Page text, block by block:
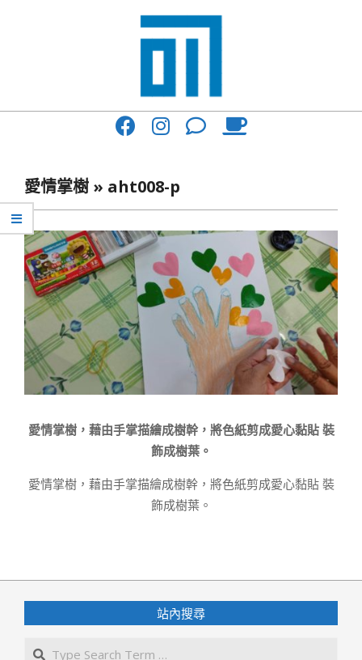
017
與
你
一
起
咖
啡
館
愛情掌樹 » aht008-p
愛情掌樹，藉由手掌描繪成樹幹，將色紙剪成愛心黏貼 裝
飾成樹葉。
愛情掌樹，藉由手掌描繪成樹幹，將色紙剪成愛心黏貼 裝
飾成樹葉。
08-
25
站內搜尋